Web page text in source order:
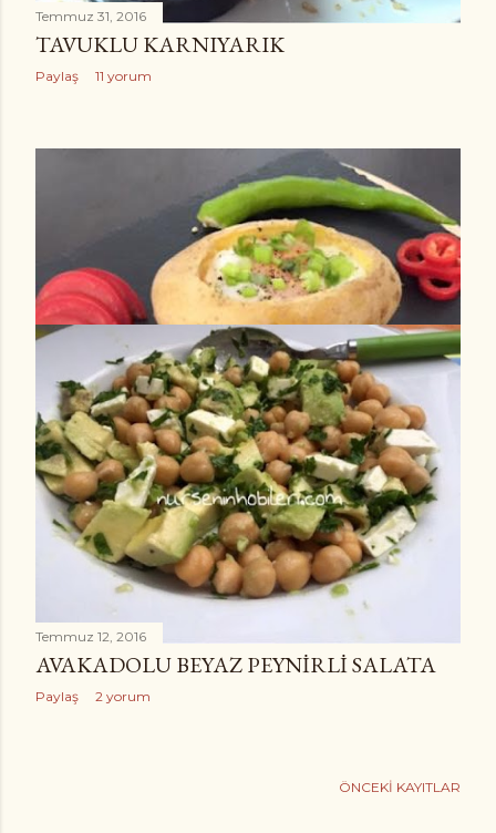
Temmuz 31, 2016
TAVUKLU KARNIYARIK
Paylaş 11 yorum
Temmuz 25, 2016
FIRINDA YUMURTALI PEYNIRLI
PATATES
Paylaş 5 yorum
Temmuz 12, 2016
AVAKADOLU BEYAZ PEYNIRLI SALATA
Paylaş 2 yorum
ÖNCEKI KAYITLAR